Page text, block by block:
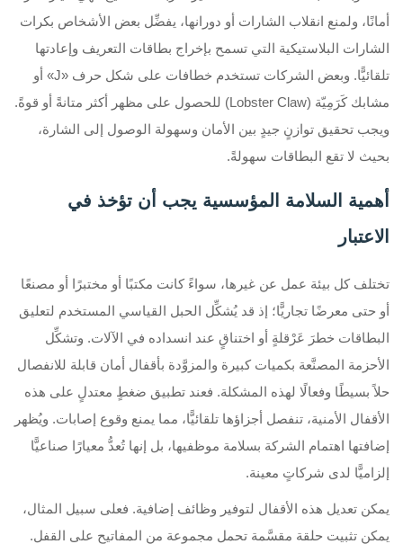
أمانًا، ولمنع انقلاب الشارات أو دورانها، يفضِّل بعض الأشخاص بكرات
الشارات البلاستيكية التي تسمح بإخراج بطاقات التعريف وإعادتها
تلقائيًّا. وبعض الشركات تستخدم خطافات على شكل حرف «J» أو
مشابك كَرَمِيّة (Lobster Claw) للحصول على مظهر أكثر متانةً أو قوةً.
ويجب تحقيق توازنٍ جيدٍ بين الأمان وسهولة الوصول إلى الشارة،
بحيث لا تقع البطاقات سهولةً.
أهمية السلامة المؤسسية يجب أن تؤخذ في
الاعتبار
تختلف كل بيئة عمل عن غيرها، سواءً كانت مكتبًا أو مختبرًا أو مصنعًا
أو حتى معرضًا تجاريًّا؛ إذ قد يُشكِّل الحبل القياسي المستخدم لتعليق
البطاقات خطرَ عَرْقلةٍ أو اختناقٍ عند انسداده في الآلات. وتشكِّل
الأحزمة المصنَّعة بكميات كبيرة والمزوَّدة بأقفال أمان قابلة للانفصال
حلاً بسيطًا وفعالًا لهذه المشكلة. فعند تطبيق ضغطٍ معتدلٍ على هذه
الأقفال الأمنية، تنفصل أجزاؤها تلقائيًّا، مما يمنع وقوع إصابات. ويُظهر
إضافتها اهتمام الشركة بسلامة موظفيها، بل إنها تُعدُّ معيارًا صناعيًّا
إلزاميًّا لدى شركاتٍ معينة.
يمكن تعديل هذه الأقفال لتوفير وظائف إضافية. فعلى سبيل المثال،
يمكن تثبيت حلقة مقسَّمة تحمل مجموعة من المفاتيح على القفل.